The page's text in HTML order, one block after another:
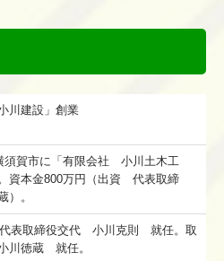
川建設」創業
賀市に「有限会社 小川土木工
資本金800万円（出資 代表取締
。
表取締役交代 小川克則 就任。取
川徳蔵 就任。